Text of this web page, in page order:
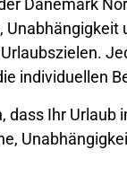
Dänemark
individuellen
dass Ihr